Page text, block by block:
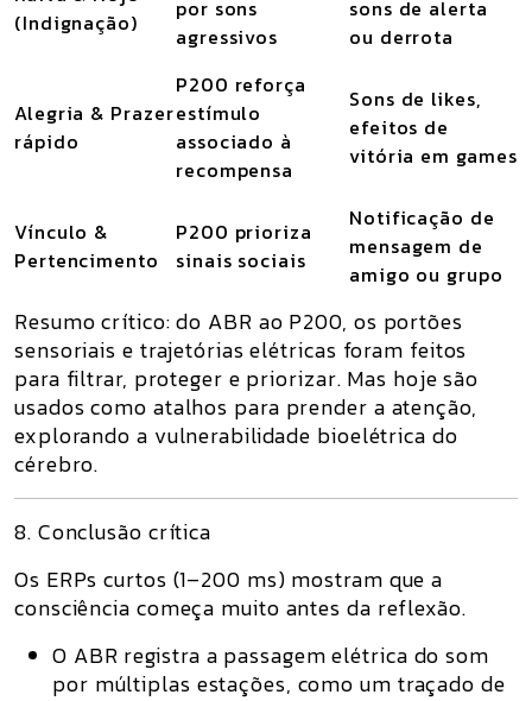
(Indignação)
por sons
agressivos
sons de alerta
ou derrota
Alegria & Prazer
rápido
P200 reforça
estímulo
associado à
recompensa
Sons de likes,
efeitos de
vitória em games
Vínculo &
Pertencimento
P200 prioriza
sinais sociais
Notificação de
mensagem de
amigo ou grupo
Resumo crítico:do ABR ao P200, os portões
sensoriais e trajetórias elétricas foram feitos
para filtrar, proteger e priorizar. Mas hoje são
usados como atalhos para prender a atenção,
explorando a vulnerabilidade bioelétrica do
cérebro.
8. Conclusão crítica
Os ERPs curtos (1–200 ms) mostram que a
consciência começa muito antes da reflexão.
O ABR registra a passagem elétrica do som
por múltiplas estações, como um traçado de